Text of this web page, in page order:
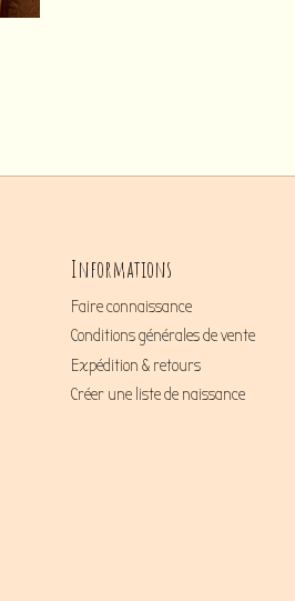
Informations
Faire connaissance
Conditions générales de vente
Expédition & retours
Créer une liste de naissance